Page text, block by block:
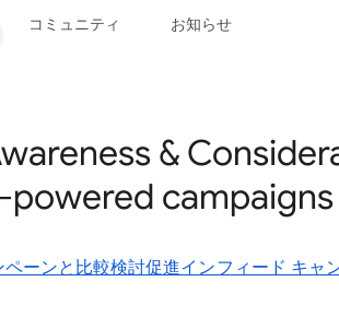
コミュニティ お知らせ
&
powered campaigns
ーンと比較検討促進インフィード キャ